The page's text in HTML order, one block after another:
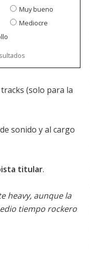
Muy bueno
Mediocre
(solo para la
sonido y al cargo
titular.
heavy, aunque la
tiempo rockero